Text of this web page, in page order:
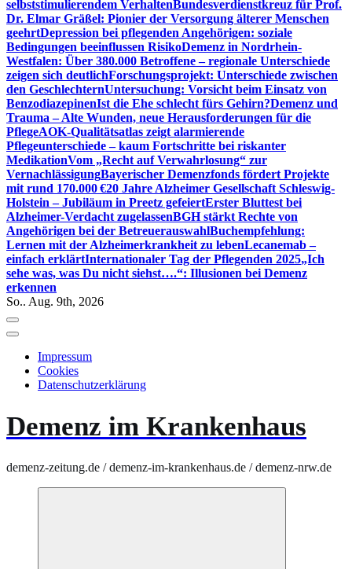
selbststimulierendem VerhaltenBundesverdienstkreuz für Prof.
Dr. Elmar Gräßel: Pionier der Versorgung älterer Menschen
geehrtDepression bei pflegenden Angehörigen: soziale
Bedingungen beeinflussen RisikoDemenz in Nordrhein-
Westfalen: Über 380.000 Betroffene – regionale Unterschiede
zeigen sich deutlichForschungsprojekt: Unterschiede zwischen
den GeschlechternUntersuchung: Vorsicht beim Einsatz von
BenzodiazepinenIst die Ehe schlecht fürs Gehirn?Demenz und
Trauma – Alte Wunden, neue Herausforderungen für die
PflegeAOK-Qualitätsatlas zeigt alarmierende
Pflegeunterschiede – kaum Fortschritte bei riskanter
MedikationVom „Recht auf Verwahrlosung“ zur
VernachlässigungBayerischer Demenzfonds fördert Projekte
mit rund 170.000 €20 Jahre Alzheimer Gesellschaft Schleswig-
Holstein – Jubiläum in Preetz gefeiertErster Bluttest bei
Alzheimer-Verdacht zugelassenBGH stärkt Rechte von
Angehörigen bei der BetreuerauswahlBuchempfehlung:
Lernen mit der Alzheimerkrankheit zu lebenLecanemab –
einfach erklärtInternationaler Tag der Pflegenden 2025„Ich
sehe was, was Du nicht siehst….“: Illusionen bei Demenz
erkennen
So.. Aug. 9th, 2026
Impressum
Cookies
Datenschutzerklärung
Demenz im Krankenhaus
demenz-zeitung.de / demenz-im-krankenhaus.de / demenz-nrw.de